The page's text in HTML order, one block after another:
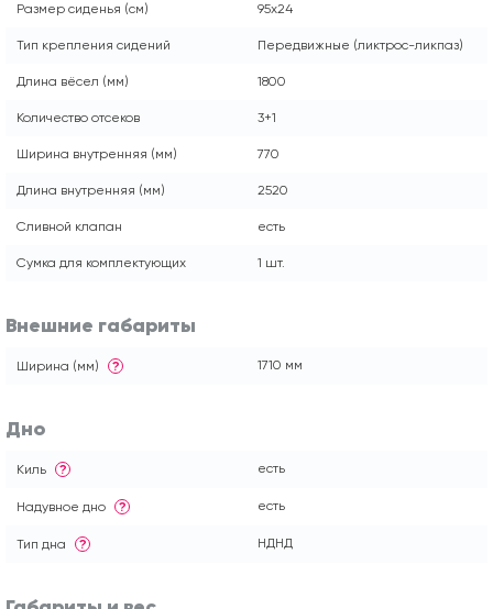
Размер сиденья (см) 95x24
Тип крепления сидений Передвижные (ликтрос-ликпаз)
Длина вёсел (мм) 1800
Количество отсеков 3+1
Ширина внутренняя (мм) 770
Длина внутренняя (мм) 2520
Сливной клапан есть
Сумка для комплектующих 1 шт.
Внешние габариты
Ширина (мм) ? 1710 мм
Дно
Киль ? есть
Надувное дно ? есть
Тип дна ? НДНД